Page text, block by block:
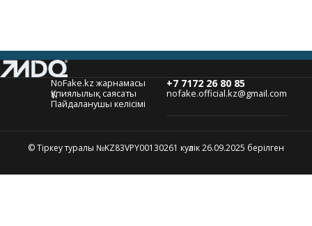
+7 7172 26 80 85
nofake.official.kz@gmail.com
NoFake.kz жарнамасы
Құпиялылық саясаты
Пайдаланушы келісімі
© Тіркеу туралы №KZ83VPY00130261 куәлік 26.09.2025 берілген